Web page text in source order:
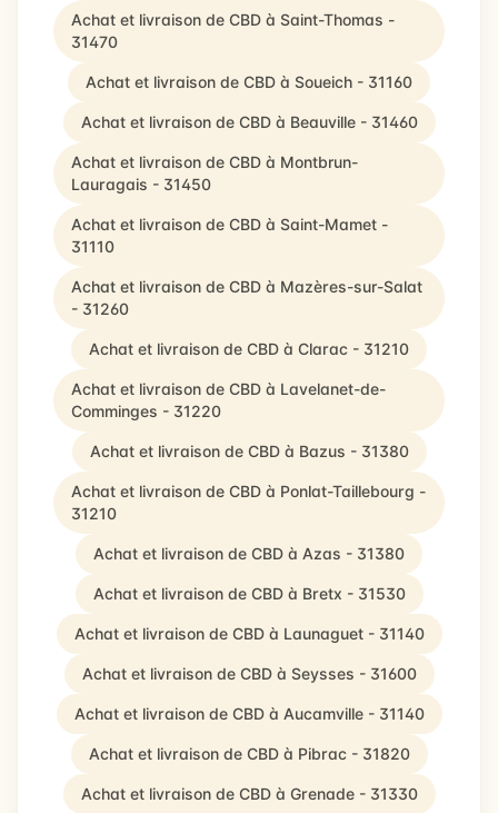
Achat et livraison de CBD à Saint-Thomas -
31470
Achat et livraison de CBD à Soueich - 31160
Achat et livraison de CBD à Beauville - 31460
Achat et livraison de CBD à Montbrun-
Lauragais - 31450
Achat et livraison de CBD à Saint-Mamet -
31110
Achat et livraison de CBD à Mazères-sur-Salat
- 31260
Achat et livraison de CBD à Clarac - 31210
Achat et livraison de CBD à Lavelanet-de-
Comminges - 31220
Achat et livraison de CBD à Bazus - 31380
Achat et livraison de CBD à Ponlat-Taillebourg -
31210
Achat et livraison de CBD à Azas - 31380
Achat et livraison de CBD à Bretx - 31530
Achat et livraison de CBD à Launaguet - 31140
Achat et livraison de CBD à Seysses - 31600
Achat et livraison de CBD à Aucamville - 31140
Achat et livraison de CBD à Pibrac - 31820
Achat et livraison de CBD à Grenade - 31330